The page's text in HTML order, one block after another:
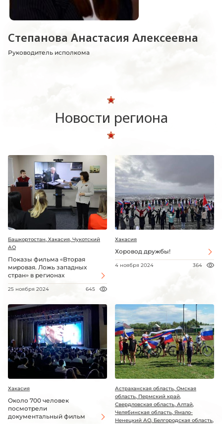
Степанова Анастасия Алексеевна
Руководитель исполкома
Новости региона
Башкортостан, Хакасия, Чукотский
АО
Показы фильма «Вторая
мировая. Ложь западных
стран» в регионах
25 ноября 2024 645
Хакасия
Хоровод дружбы!
4 ноября 2024 364
Хакасия
Около 700 человек
посмотрели
документальный фильм
Астраханская область, Омская
область, Пермский край,
Свердловская область, Алтай,
Челябинская область, Ямало-
Ненецкий АО, Белгородская область,